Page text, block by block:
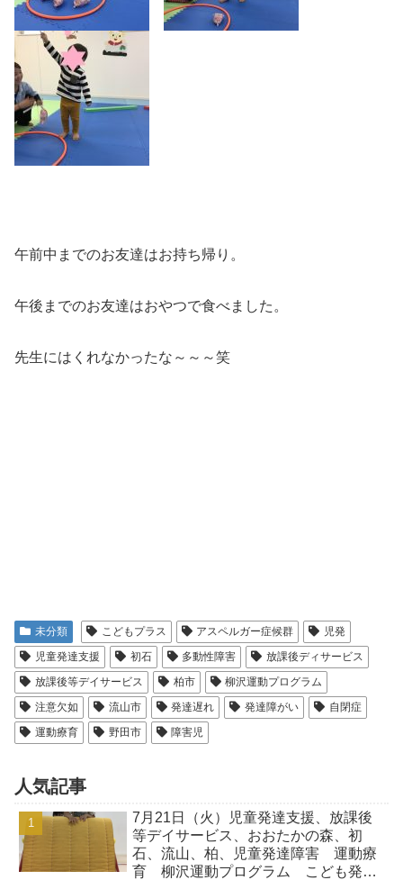
午前中までのお友達はお持ち帰り。
午後までのお友達はおやつで食べました。
先生にはくれなかったな～～～笑
未分類 こどもプラス アスペルガー症候群
児発
児童発達支援
初石 多動性障害
放課後ディサービス
放課後等デイサービス
柏市
柳沢運動プログラム
注意欠如
流山市 発達遅れ 発達障がい
自閉症
運動療育
野田市 障害児
人気記事
7月21日（火）児童発達支援、放課後
等デイサービス、おおたかの森、初
石、流山、柏、児童発達障害 運動療
育 柳沢運動プログラム こども発達